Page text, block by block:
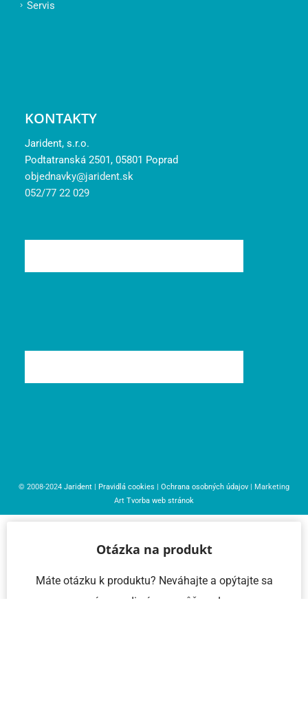
KONTAKTY
Jarident, s.r.o.
Podtatranská 2501, 05801 Poprad
objednavky@jarident.sk
052/77 22 029
© 2008-2024 Jarident | Pravidlá cookies | Ochrana osobných údajov
| Marketing
Art Tvorba web stránok
Otázka na produkt
Máte otázku k produktu? Neváhajte a opýtajte sa
nás – radi vám pomôžeme!